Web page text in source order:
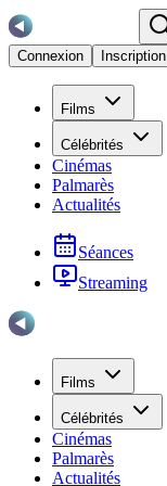
Connexion
Inscription
Films
Célébrités
Cinémas
Palmarès
Actualités
Séances
Streaming
Films
Célébrités
Cinémas
Palmarès
Actualités